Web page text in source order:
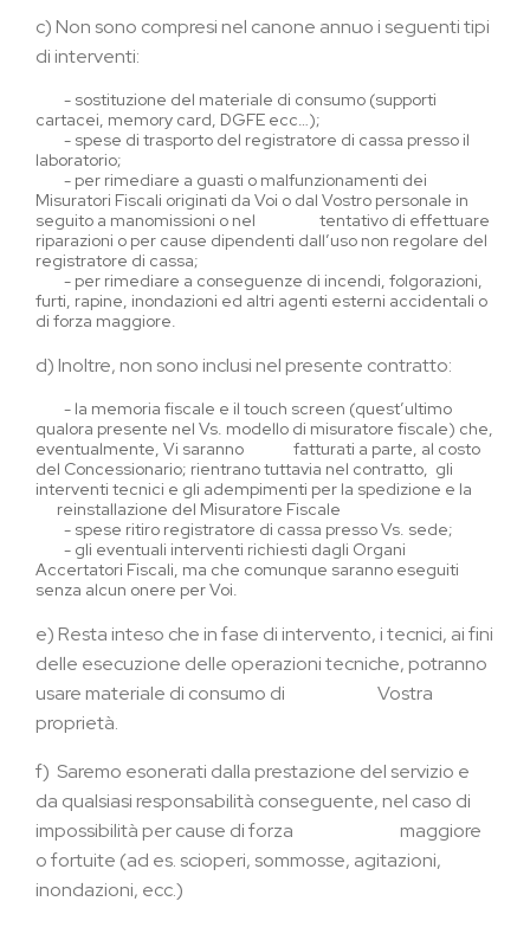
c)Non sono compresi nel canone annuo i seguenti tipi
di interventi:
- sostituzione del materiale di consumo (supporti
cartacei, memory card, DGFE ecc…);
- spese di trasporto del registratore di cassa presso il
laboratorio;
- per rimediare a guasti o malfunzionamenti dei
Misuratori Fiscali originati da Voi o dal Vostro personale in
seguito a manomissioni o nel tentativo di effettuare
riparazioni o per cause dipendenti dall’uso non regolare del
registratore di cassa;
- per rimediare a conseguenze di incendi, folgorazioni,
furti, rapine, inondazioni ed altri agenti esterni accidentali o
di forza maggiore.
d)Inoltre, non sono inclusi nel presente contratto:
- la memoria fiscale e il touch screen (quest’ultimo
qualora presente nel Vs. modello di misuratore fiscale) che,
eventualmente, Vi saranno fatturati a parte, al costo
del Concessionario; rientrano tuttavia nel contratto, gli
interventi tecnici e gli adempimenti per la spedizione e la
reinstallazione del Misuratore Fiscale
- spese ritiro registratore di cassa presso Vs. sede;
- gli eventuali interventi richiesti dagli Organi
Accertatori Fiscali, ma che comunque saranno eseguiti
senza alcun onere per Voi.
e)Resta inteso che in fase di intervento, i tecnici, ai fini
delle esecuzione delle operazioni tecniche, potranno
usare materiale di consumo di Vostra
proprietà.
f) Saremo esonerati dalla prestazione del servizio e
da qualsiasi responsabilità conseguente, nel caso di
impossibilità per cause di forza maggiore
o fortuite (ad es. scioperi, sommosse, agitazioni,
inondazioni, ecc.)